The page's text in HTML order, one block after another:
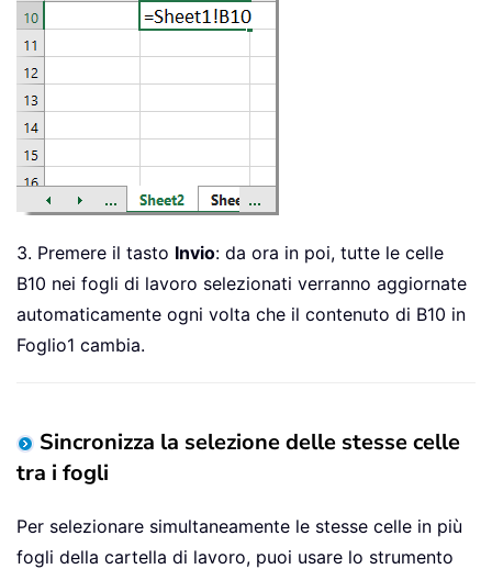
3. Premere il tasto Invio: da ora in poi, tutte le celle
B10 nei fogli di lavoro selezionati verranno aggiornate
automaticamente ogni volta che il contenuto di B10 in
Foglio1 cambia.
Sincronizza la selezione delle stesse celle
tra i fogli
Per selezionare simultaneamente le stesse celle in più
fogli della cartella di lavoro, puoi usare lo strumento